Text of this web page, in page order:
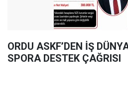
ORDU ASKF’DEN İŞ
SPORA DESTEK ÇAĞRISI